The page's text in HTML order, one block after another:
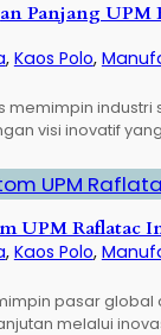
Panjang UPM
, Kaos Polo,
memimpin
visi inovatif
UPM Raflatac
, Kaos Polo,
pasar global
melalui